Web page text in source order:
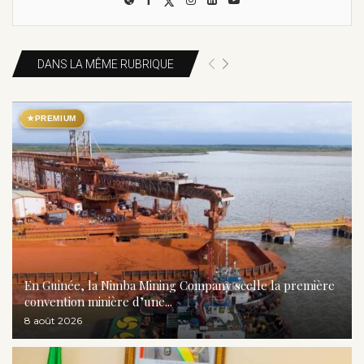
DANS LA MÊME RUBRIQUE
★PREMIUM
En Guinée, la Nimba Mining Company scelle la première
convention minière d’une...
8 août 2026